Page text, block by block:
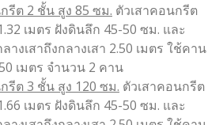
รีต 2 ชั้น สูง 85 ซม. ตัวเสาคอนกรีต
เมตร ฝังดินลึก 45-50 ซม. และ
างเสาถึงกลางเสา 2.50 เมตร ใช้คาน
เมตร จำนวน 2 คาน
รีต 3 ชั้น สูง 120 ซม. ตัวเสาคอนกรีต
เมตร ฝังดินลึก 45-50 ซม. และ